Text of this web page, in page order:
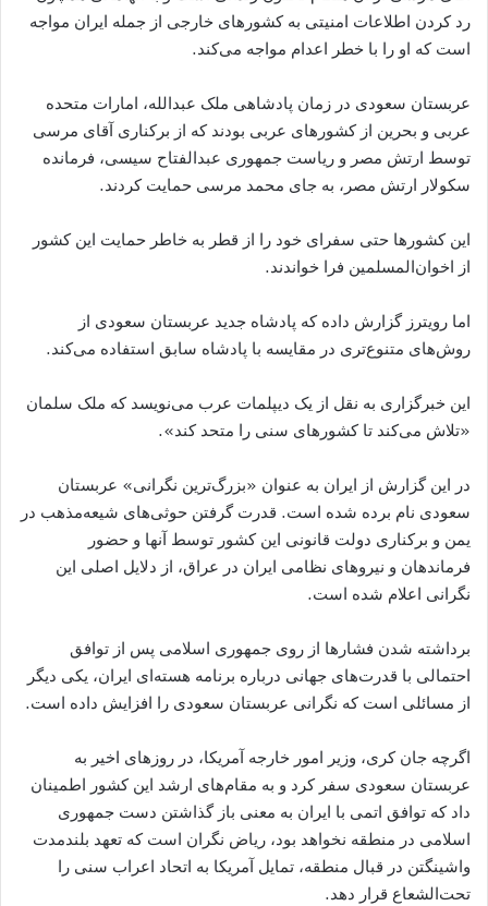
رد کردن اطلاعات امنیتی به کشورهای خارجی از جمله ایران مواجه
است که او را با خطر اعدام مواجه می‌کند.
عربستان سعودی در زمان پادشاهی ملک عبدالله، امارات متحده
عربی و بحرين از کشورهای عربی بودند که از برکناری آقای مرسی
توسط ارتش مصر و رياست جمهوری عبدالفتاح سيسی، فرمانده
سکولار ارتش مصر، به جای محمد مرسی حمايت کردند.
اين کشورها حتی سفرای خود را از قطر به خاطر حمايت اين کشور
از اخوان‌المسلمين فرا خواندند.
اما رويترز گزارش داده که پادشاه جديد عربستان سعودی از
روش‌های متنوع‌تری در مقايسه با پادشاه سابق استفاده می‌کند.
اين خبرگزاری به نقل از يک ديپلمات عرب می‌نویسد که ملک سلمان
«تلاش می‌کند تا کشورهای سنی را متحد کند».
در اين گزارش از ايران به عنوان «بزرگ‌ترين نگرانی» عربستان
سعودی نام برده شده است. قدرت گرفتن حوثی‌های شيعه‌مذهب در
يمن و برکناری دولت قانونی اين کشور توسط آنها و حضور
فرماندهان و نيروهای نظامی ايران در عراق، از دلايل اصلی اين
نگرانی اعلام شده است.
برداشته شدن فشارها از روی جمهوری اسلامی پس از توافق
احتمالی با قدرت‌های جهانی درباره برنامه هسته‌ای ايران، يکی ديگر
از مسائلی است که نگرانی عربستان سعودی را افزايش داده است.
اگرچه جان کری، وزير امور خارجه آمريکا، در روزهای اخير به
عربستان سعودی سفر کرد و به مقام‌های ارشد اين کشور اطمينان
داد که توافق اتمی با ايران به معنی باز گذاشتن دست جمهوری
اسلامی در منطقه نخواهد بود، رياض نگران است که تعهد بلندمدت
واشینگتن در قبال منطقه، تمايل آمريکا به اتحاد اعراب سنی را
تحت‌الشعاع قرار دهد.